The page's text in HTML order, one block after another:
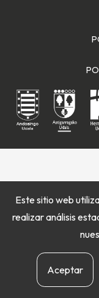
Este sitio web
realizar análisis
Aceptar